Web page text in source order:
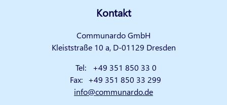
Kontakt
Communardo GmbH
Kleiststraße 10 a, D-01129 Dresden
Tel:
+49 351 850 33 0
Fax: +49 351 850 33 299
info@communardo.de